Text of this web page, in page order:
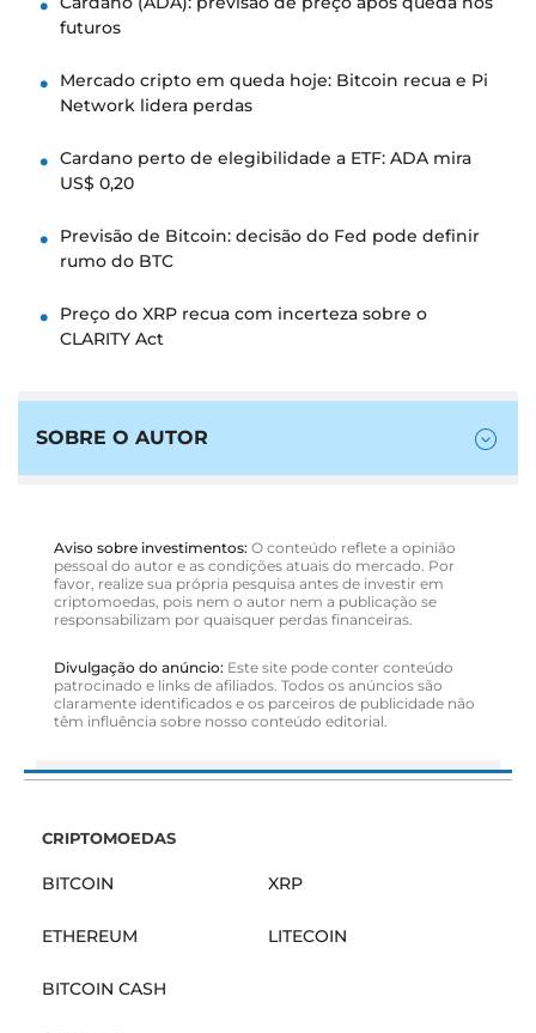
futuros
Mercado cripto em queda hoje: Bitcoin recua e Pi
Network lidera perdas
Cardano perto de elegibilidade a ETF: ADA mira
US$ 0,20
Previsão de Bitcoin: decisão do Fed pode definir
rumo do BTC
Preço do XRP recua com incerteza sobre o
CLARITY Act
SOBRE O AUTOR
Aviso sobre investimentos: O conteúdo reflete a opinião
pessoal do autor e as condições atuais do mercado. Por
favor, realize sua própria pesquisa antes de investir em
criptomoedas, pois nem o autor nem a publicação se
responsabilizam por quaisquer perdas financeiras.
Divulgação do anúncio: Este site pode conter conteúdo
patrocinado e links de afiliados. Todos os anúncios são
claramente identificados e os parceiros de publicidade não
têm influência sobre nosso conteúdo editorial.
CRIPTOMOEDAS
BITCOIN XRP
ETHEREUM LITECOIN
BITCOIN CASH